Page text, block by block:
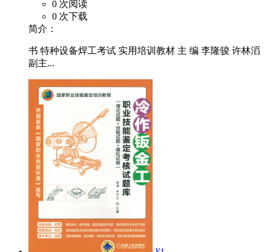
0 次阅读
0 次下载
简介：
书 特种设备焊工考试 实用培训教材 主 编 李隆骏 许林滔
副主...